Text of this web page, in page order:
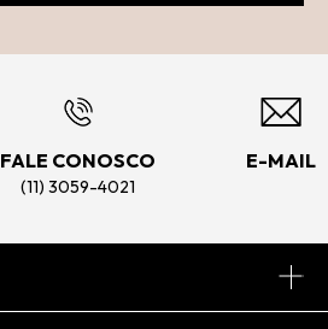
FALE CONOSCO
(11) 3059-4021
E-MAIL